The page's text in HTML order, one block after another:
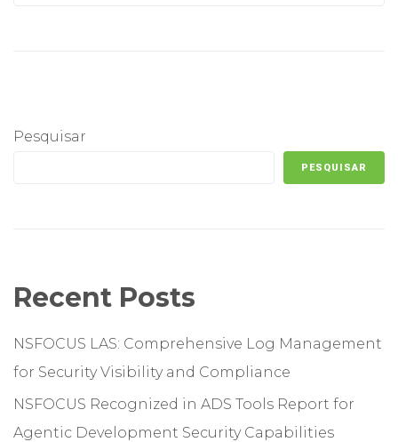
Pesquisar
PESQUISAR
Recent Posts
NSFOCUS LAS: Comprehensive Log Management
for Security Visibility and Compliance
NSFOCUS Recognized in ADS Tools Report for
Agentic Development Security Capabilities